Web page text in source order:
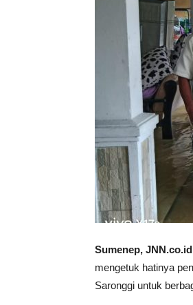
Sumenep,
mengetuk hatinya
Saronggi untuk